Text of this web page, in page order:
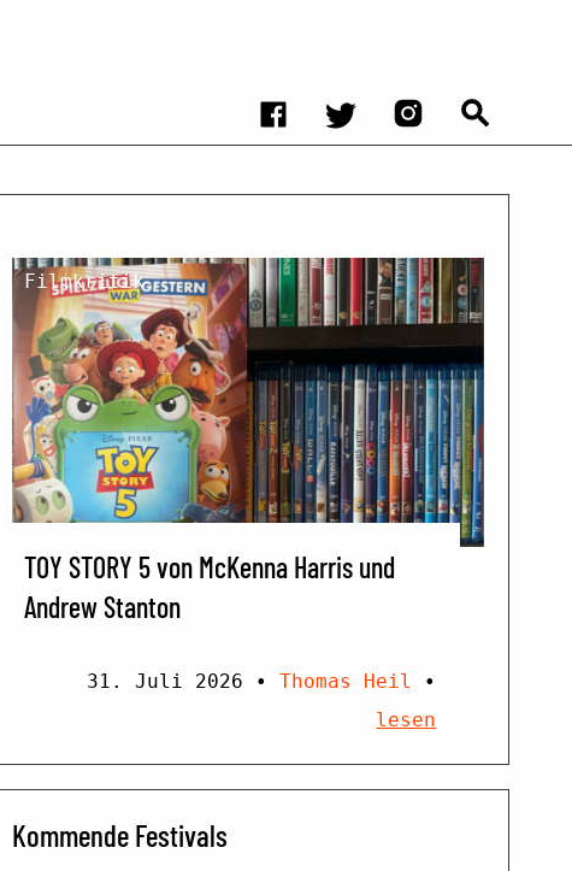
Filmkritik
TOY STORY 5 von McKenna Harris und
Andrew Stanton
31. Juli 2026 • Thomas Heil
•
lesen
Kommende Festivals